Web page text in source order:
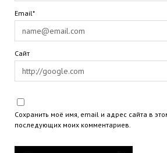
Email*
Сайт
Сохранить моё имя, email и адрес сайта в
последующих моих комментариев.